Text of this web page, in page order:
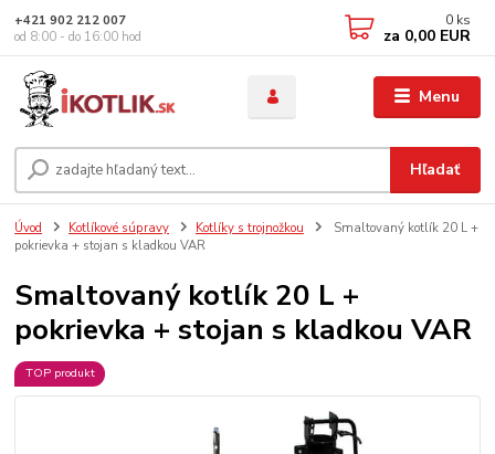
Menu
Hľadať
+421 902 212 007
od 8:00 - do 16:00 hod
0 ks
za 0,00 EUR
Úvod Kotlíkové súpravy Kotlíky s trojnožkou
Smaltovaný kotlík 20 L +
pokrievka + stojan s kladkou VAR
Smaltovaný kotlík 20 L +
pokrievka + stojan s kladkou VAR
TOP produkt